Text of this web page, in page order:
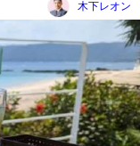
木下レオン